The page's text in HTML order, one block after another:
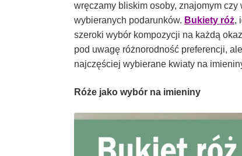
wręczamy bliskim osoby, znajomym
wybieranych podarunków. Bukiety róż,
szeroki wybór kompozycji na każdą
pod uwagę różnorodność preferencji,
najczęściej wybierane kwiaty na
Róże jako wybór na imieniny